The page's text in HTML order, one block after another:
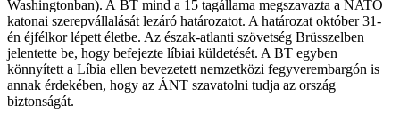
Washingtonban). A BT mind a 15 tagállama megszavazta a NATO
katonai szerepvállalását lezáró határozatot. A határozat október 31-
én éjfélkor lépett életbe. Az észak-atlanti szövetség Brüsszelben
jelentette be, hogy befejezte líbiai küldetését. A BT egyben
könnyített a Líbia ellen bevezetett nemzetközi fegyverembargón is
annak érdekében, hogy az ÁNT szavatolni tudja az ország
biztonságát.